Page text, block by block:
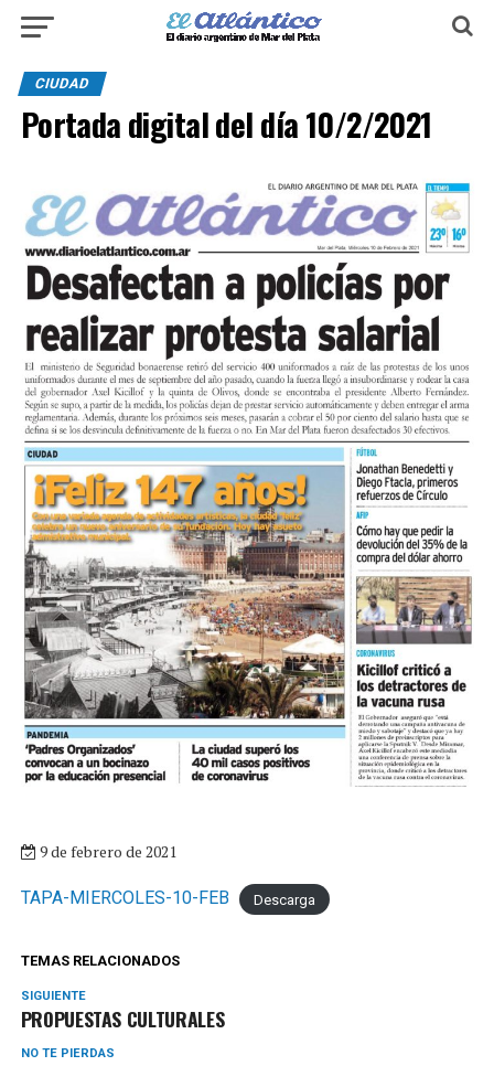
CIUDAD
Portada digital del día 10/2/2021
9 de febrero de 2021
TAPA-MIERCOLES-10-FEB Descarga
TEMAS RELACIONADOS
SIGUIENTE
PROPUESTAS CULTURALES
NO TE PIERDAS